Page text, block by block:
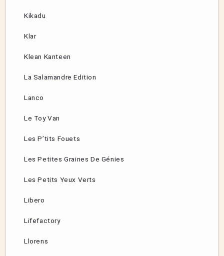
Kikadu
Klar
Klean Kanteen
La Salamandre Edition
Lanco
Le Toy Van
Les P’tits Fouets
Les Petites Graines De Génies
Les Petits Yeux Verts
Libero
Lifefactory
Llorens